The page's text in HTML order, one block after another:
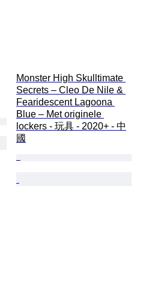
Monster High Skulltimate
Secrets – Cleo De Nile &
Fearidescent Lagoona
Blue – Met originele
lockers - 玩具 - 2020+ - 中
國